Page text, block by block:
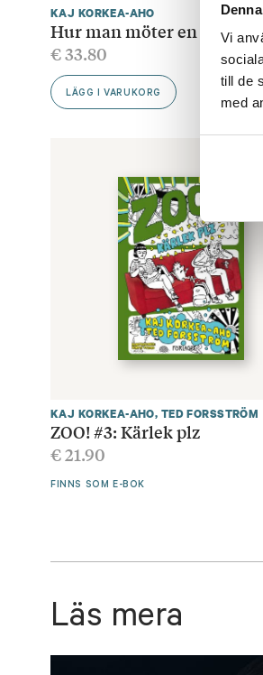
Vi
till de
med
KAJ KORKEA-AHO
Hur man möter en
€33.80
LÄGG I VARUKORG
KAJ KORKEA-AHO, TED FORSSTRÖM
ZOO! #3: Kärlek plz
€21.90
FINNS SOM E-BOK
Läs mera